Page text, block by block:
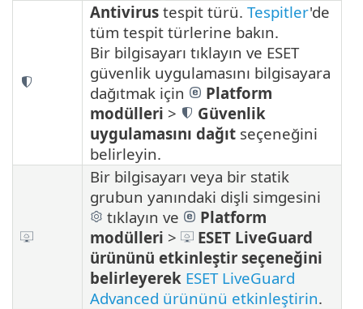
Antivirus tespit türü. Tespitler'de
tüm tespit türlerine bakın.
Bir bilgisayarı tıklayın ve ESET
güvenlik uygulamasını bilgisayara
dağıtmak için
Platform
modülleri >
Güvenlik
uygulamasını dağıt seçeneğini
belirleyin.
Bir bilgisayarı veya bir statik
grubun yanındaki dişli simgesini
tıklayın ve
Platform
modülleri >
ESET LiveGuard
ürününü etkinleştir seçeneğini
belirleyerek ESET LiveGuard
Advanced ürününü etkinleştirin.